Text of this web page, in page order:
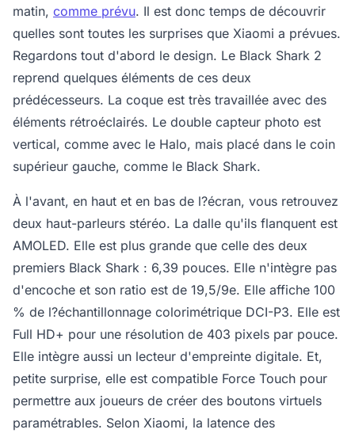
matin, comme prévu. Il est donc temps de découvrir
quelles sont toutes les surprises que Xiaomi a prévues.
Regardons tout d'abord le design. Le Black Shark 2
reprend quelques éléments de ces deux
prédécesseurs. La coque est très travaillée avec des
éléments rétroéclairés. Le double capteur photo est
vertical, comme avec le Halo, mais placé dans le coin
supérieur gauche, comme le Black Shark.
À l'avant, en haut et en bas de l?écran, vous retrouvez
deux haut-parleurs stéréo. La dalle qu'ils flanquent est
AMOLED. Elle est plus grande que celle des deux
premiers Black Shark : 6,39 pouces. Elle n'intègre pas
d'encoche et son ratio est de 19,5/9e. Elle affiche 100
% de l?échantillonnage colorimétrique DCI-P3. Elle est
Full HD+ pour une résolution de 403 pixels par pouce.
Elle intègre aussi un lecteur d'empreinte digitale. Et,
petite surprise, elle est compatible Force Touch pour
permettre aux joueurs de créer des boutons virtuels
paramétrables. Selon Xiaomi, la latence des